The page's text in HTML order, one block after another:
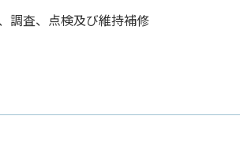
調査、点検及び維持補修